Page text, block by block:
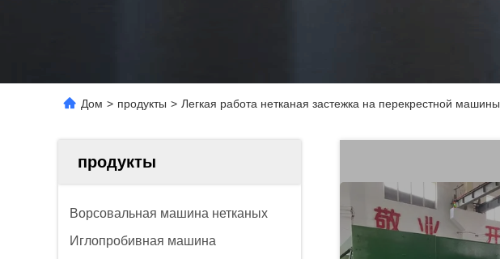
Дом > продукты > Легкая работа нетканая застежка на перекрестной машины
продукты
Ворсовальная машина нетканых
Иглопробивная машина